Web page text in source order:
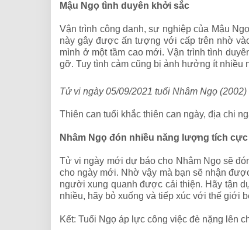
Mậu Ngọ tình duyên khởi sắc
Vận trình công danh, sự nghiệp của Mậu
này gây được ấn tượng với cấp trên nhờ
mình ở một tầm cao mới. Vận trình tình
gỡ. Tuy tình cảm cũng bị ảnh hưởng ít nhiều
Tử vi ngày 05/09/2021 tuổi Nhâm Ngọ (2002)
Thiên can tuổi khắc thiên can ngày, địa chi
Nhâm Ngọ đón nhiều năng lượng tích cực
Tử vi ngày mới dự báo cho Nhâm Ngọ sẽ
cho ngày mới. Nhờ vậy mà bạn sẽ nhận
người xung quanh được cải thiện. Hãy tận
nhiều, hãy bỏ xuống và tiếp xúc với thế giới
Kết: Tuổi Ngọ áp lực công việc đè nặng lên